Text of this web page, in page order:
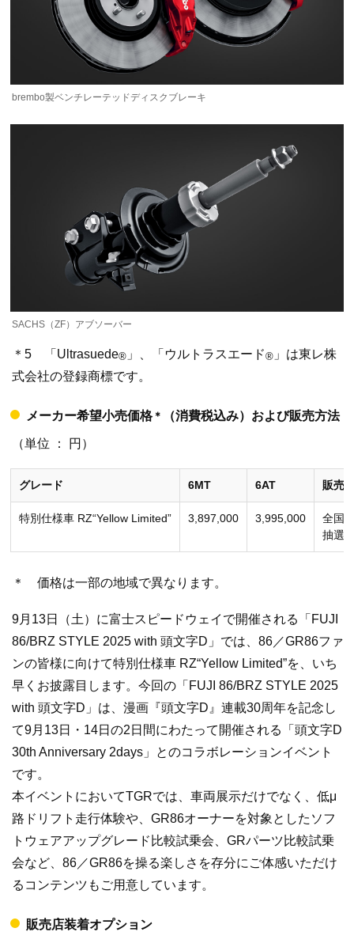
brembo製ベンチレーテッドディスクブレーキ
SACHS（ZF）アブソーバー
＊5 「Ultrasuede® 」、「ウルトラスエード® 」は東レ株
式会社の登録商標です。
メーカー希望小売価格＊ （消費税込み）および販売方法
（単位 ： 円）
グレード 6MT 6AT 販売
特別仕様車 RZ“Yellow Limited” 3,897,000 3,995,000
全国
抽選
＊ 価格は一部の地域で異なります。
9月13日（土）に富士スピードウェイで開催される「FUJI
86/BRZ STYLE 2025 with 頭文字D」では、86／GR86ファ
ンの皆様に向けて特別仕様車 RZ“Yellow Limited”を、いち
早くお披露目します。今回の「FUJI 86/BRZ STYLE 2025
with 頭文字D」は、漫画『頭文字D』連載30周年を記念し
て9月13日・14日の2日間にわたって開催される「頭文字D
30th Anniversary 2days」とのコラボレーションイベント
です。
本イベントにおいてTGRでは、車両展示だけでなく、低μ
路ドリフト走行体験や、GR86オーナーを対象としたソフ
トウェアアップグレード比較試乗会、GRパーツ比較試乗
会など、86／GR86を操る楽しさを存分にご体感いただけ
るコンテンツもご用意しています。
販売店装着オプション